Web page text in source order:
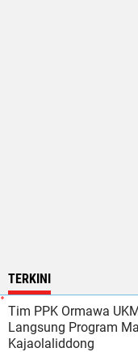
TERKINI
Tim PPK Ormawa
Langsung Program
Kajaolaliddong